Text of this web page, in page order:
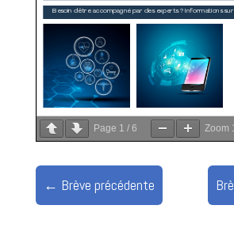
Page 1 / 6 Zoom
← Brève précédente